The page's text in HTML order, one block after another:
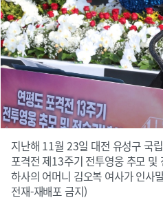
지난해 11월 23일 대전 유성구 국
포격전 제13주기 전투영웅 추모 및
하사의 어머니 김오복 여사가 인
전재-재배포 금지)